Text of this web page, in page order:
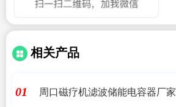
相关产品
01 周口磁疗机滤波储能电容器厂家